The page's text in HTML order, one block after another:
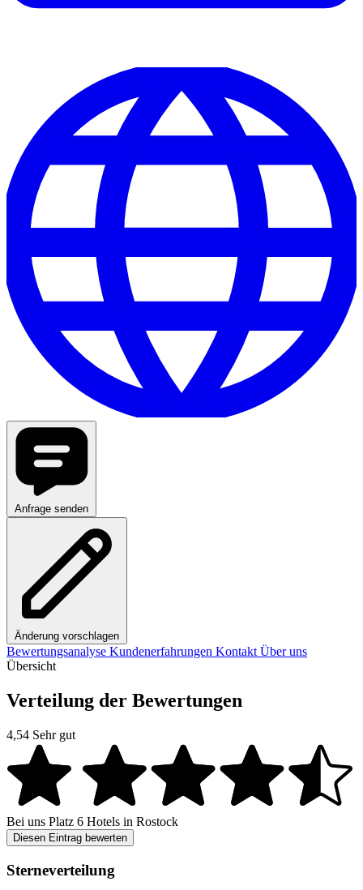
Anfrage senden
Änderung vorschlagen
Bewertungsanalyse Kundenerfahrungen Kontakt Über uns
Übersicht
Verteilung der Bewertungen
4,54 Sehr gut
Bei uns Platz 6 Hotels in Rostock
Diesen Eintrag bewerten
Sterneverteilung